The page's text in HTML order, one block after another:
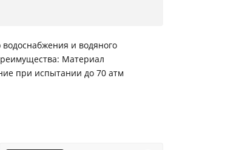
и водяного
Материал
при испытании до 70 атм